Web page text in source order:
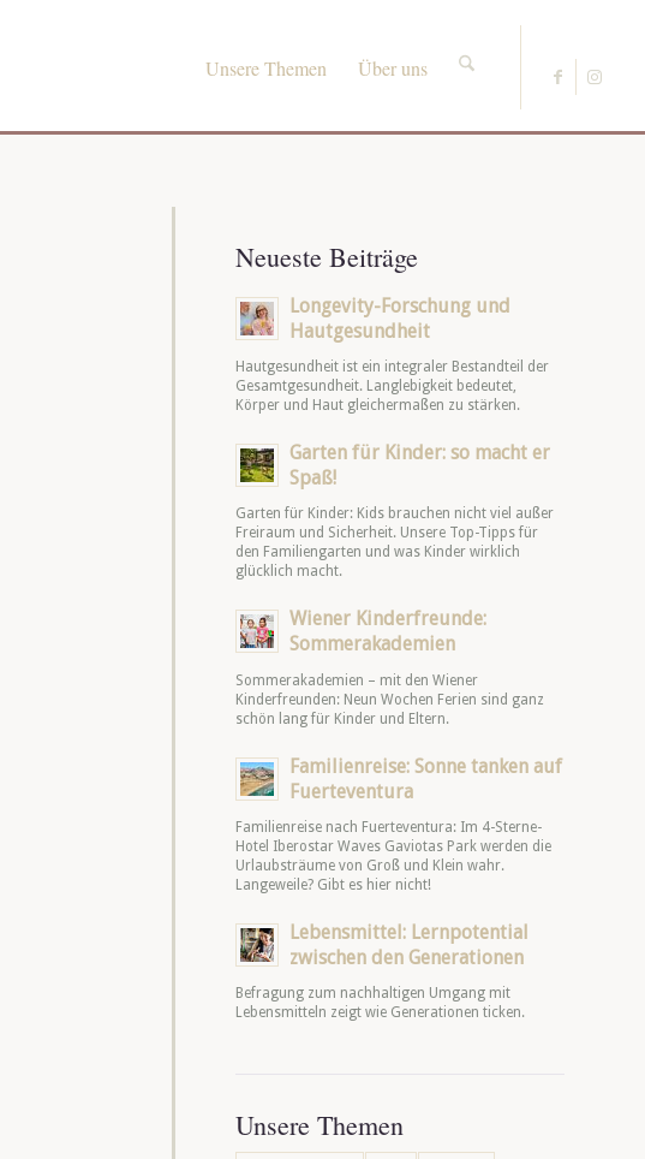
Unsere Themen Über uns
Neueste Beiträge
Longevity-Forschung und
Hautgesundheit
Hautgesundheit ist ein integraler Bestandteil der
Gesamtgesundheit. Langlebigkeit bedeutet,
Körper und Haut gleichermaßen zu stärken.
Garten für Kinder: so macht er
Spaß!
Garten für Kinder: Kids brauchen nicht viel außer
Freiraum und Sicherheit. Unsere Top-Tipps für
den Familiengarten und was Kinder wirklich
glücklich macht.
Wiener Kinderfreunde:
Sommerakademien
Sommerakademien – mit den Wiener
Kinderfreunden: Neun Wochen Ferien sind ganz
schön lang für Kinder und Eltern.
Familienreise: Sonne tanken auf
Fuerteventura
Familienreise nach Fuerteventura: Im 4-Sterne-
Hotel Iberostar Waves Gaviotas Park werden die
Urlaubsträume von Groß und Klein wahr.
Langeweile? Gibt es hier nicht!
Lebensmittel: Lernpotential
zwischen den Generationen
Befragung zum nachhaltigen Umgang mit
Lebensmitteln zeigt wie Generationen ticken.
Unsere Themen